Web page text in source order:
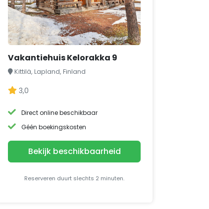
Vakantiehuis Kelorakka 9
Kittilä, Lapland, Finland
3,0
Direct online beschikbaar
Géén boekingskosten
Bekijk beschikbaarheid
Reserveren duurt slechts 2 minuten.